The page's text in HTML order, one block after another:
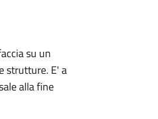
su un
strutture. E' a
alla fine